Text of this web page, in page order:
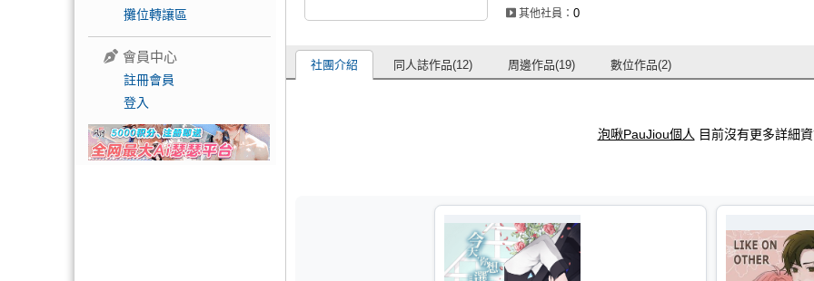
攤位轉讓區
會員中心
註冊會員
登入
其他社員： 0
社團介紹 同人誌作品(12) 周邊作品(19) 數位作品(2)
泡啾PauJiou個人 目前沒有更多詳細